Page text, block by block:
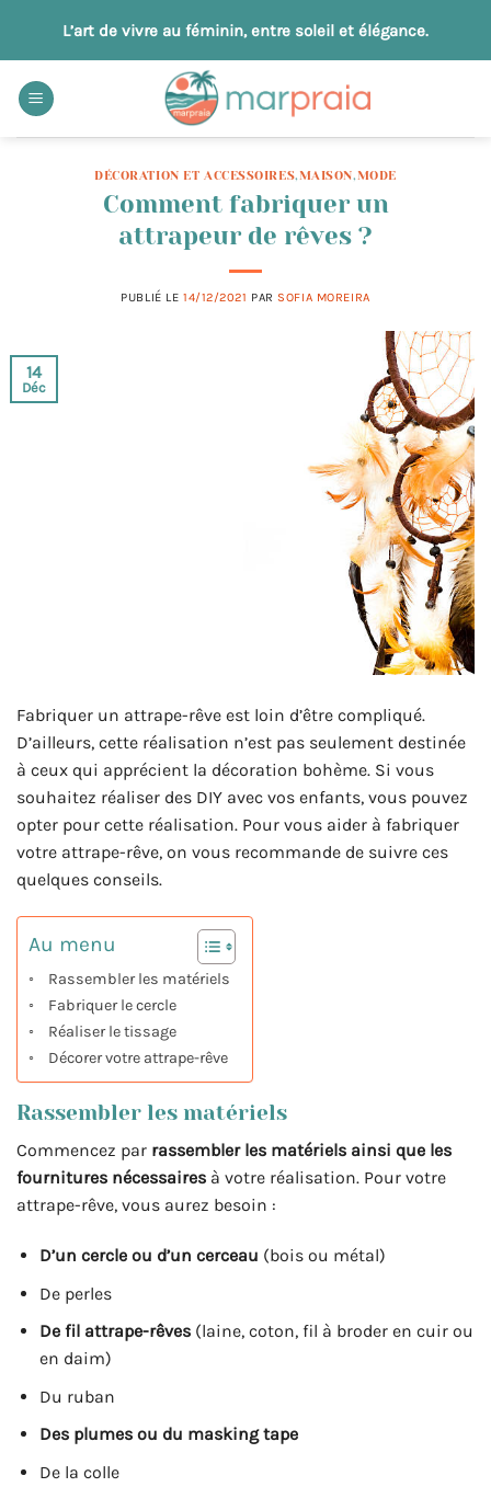
contenu
L’art de vivre au féminin, entre soleil et élégance.
DÉCORATION ET ACCESSOIRES,MAISON,MODE
Comment fabriquer un
attrapeur de rêves ?
PUBLIÉ LE 14/12/2021 PARSOFIA MOREIRA
14
Déc
Fabriquer un attrape-rêve est loin d’être compliqué.
D’ailleurs, cette réalisation n’est pas seulement destinée
à ceux qui apprécient la décoration bohème. Si vous
souhaitez réaliser des DIY avec vos enfants, vous pouvez
opter pour cette réalisation. Pour vous aider à fabriquer
votre attrape-rêve, on vous recommande de suivre ces
quelques conseils.
Au menu
Rassembler les matériels
Fabriquer le cercle
Réaliser le tissage
Décorer votre attrape-rêve
Rassembler les matériels
Commencez par rassembler les matériels ainsi que les
fournitures nécessaires à votre réalisation. Pour votre
attrape-rêve, vous aurez besoin :
D’un cercle ou d’un cerceau (bois ou métal)
De perles
De fil attrape-rêves(laine, coton, fil à broder en cuir ou
en daim)
Du ruban
Des plumes ou du masking tape
De la colle